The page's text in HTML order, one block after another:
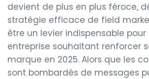
devient de plus en plus féroce,
stratégie efficace de field
être un levier indispensable
entreprise souhaitant renforcer
marque en 2025. Alors que les
sont bombardés de messages